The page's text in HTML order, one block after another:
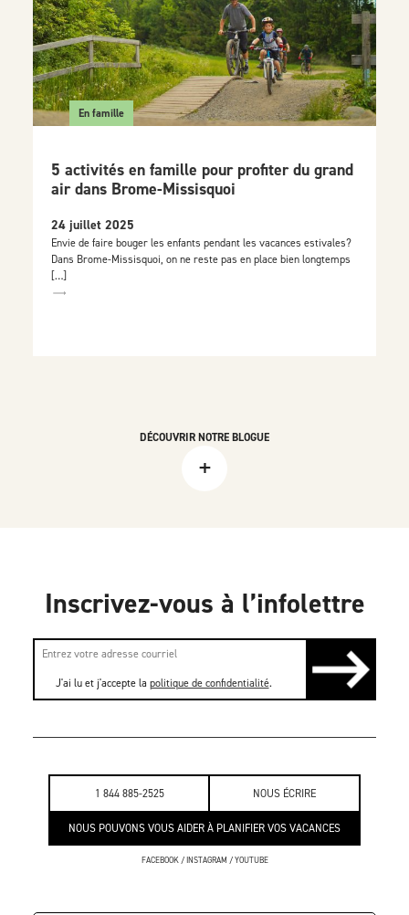
1 844 885-2525 NOUS ÉCRIRE
NOUS POUVONS VOUS AIDER À PLANIFIER VOS VACANCES
FACEBOOK/INSTAGRAM /YOUTUBE
En famille
5 activités en famille pour profiter du grand
air dans Brome-Missisquoi
24 juillet 2025
Envie de faire bouger les enfants pendant les vacances estivales?
Dans Brome-Missisquoi, on ne reste pas en place bien longtemps
[…]
DÉCOUVRIR NOTRE BLOGUE
+
Inscrivez-vous à l’infolettre
J'ai lu et j'accepte la politique de confidentialité.